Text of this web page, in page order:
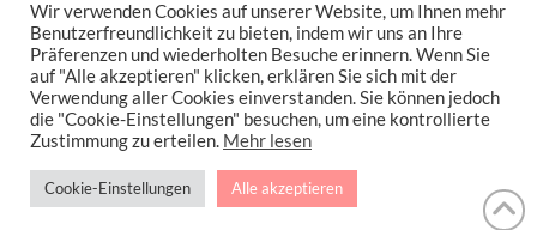
IMPRESSUM
DATENSCHUTZERKLÄRUNG
NEWSLETTER DATENSCHUTZRICHTLINIEN
Gesund Leben, Abnehmen, Zuckerfrei Backen, Reisen & Ausgehen Uvm.
!
Wir verwenden Cookies auf unserer Website, um Ihnen mehr
Benutzerfreundlichkeit zu bieten, indem wir uns an Ihre
Präferenzen und wiederholten Besuche erinnern. Wenn Sie
auf "Alle akzeptieren" klicken, erklären Sie sich mit der
Verwendung aller Cookies einverstanden. Sie können jedoch
die "Cookie-Einstellungen" besuchen, um eine kontrollierte
Zustimmung zu erteilen. Mehr lesen
Cookie-Einstellungen Alle akzeptieren